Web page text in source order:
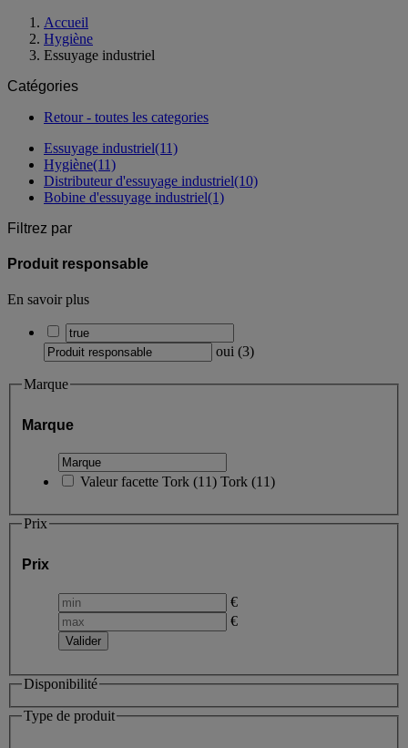
Accueil
Hygiène
Essuyage industriel
Catégories
Retour - toutes les categories
Essuyage industriel(11)
Hygiène(11)
Distributeur d'essuyage industriel(10)
Bobine d'essuyage industriel(1)
Filtrez par
Produit responsable
En savoir plus
oui (3)
Marque
Marque
Valeur facette Tork (11) Tork (11)
Prix
Prix
€
€
Disponibilité
Type de produit